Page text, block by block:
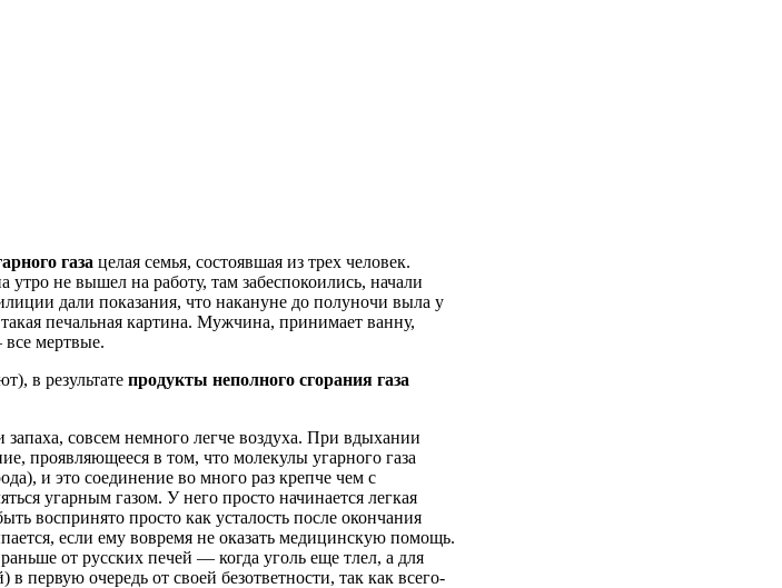
газа целая семья, состоявшая из трех человек.
не вышел на работу, там забеспокоились, начали
дали показания, что накануне до полуночи выла у
печальная картина. Мужчина, принимает ванну,
мертвые.
в результате продукты неполного сгорания газа
совсем немного легче воздуха. При вдыхании
проявляющееся в том, что молекулы угарного газа
и это соединение во много раз крепче чем с
угарным газом. У него просто начинается легкая
воспринято просто как усталость после окончания
если ему вовремя не оказать медицинскую помощь.
от русских печей — когда уголь еще тлел, а для
первую очередь от своей безответности, так как всего-